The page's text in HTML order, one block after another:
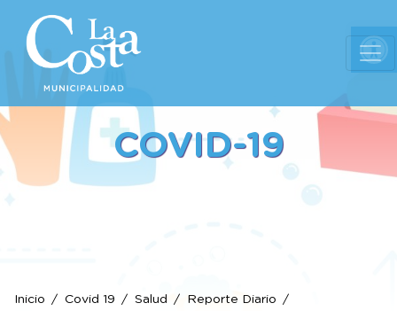
COVID-19
Inicio Covid 19 Salud
Reporte Diario